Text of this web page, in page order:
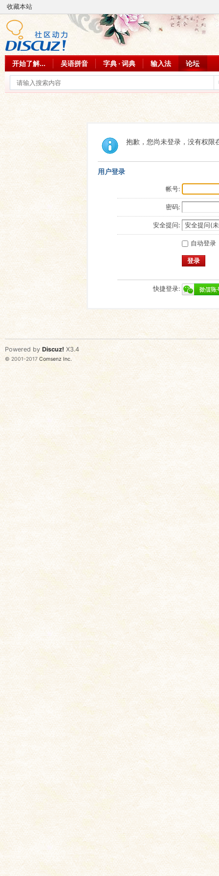
收藏本站
开始了解... 吴语拼音 字典 · 词典 输入法 论坛
抱歉，您尚未登录，没有权限
用户登录
帐号:
密码:
安全提问:
自动登录
登录
快捷登录:
Powered by Discuz! X3.4
© 2001-2017 Comsenz Inc.